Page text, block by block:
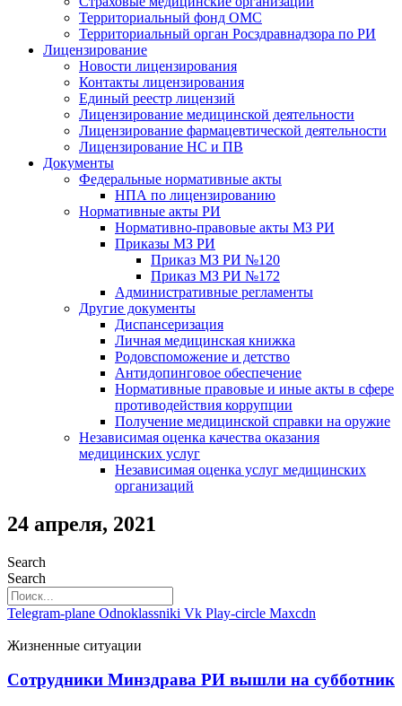
Территориальный фонд ОМС
Территориальный орган Росздравнадзора по РИ
Лицензирование
Новости лицензирования
Контакты лицензирования
Единый реестр лицензий
Лицензирование медицинской деятельности
Лицензирование фармацевтической деятельности
Лицензирование НС и ПВ
Документы
Федеральные нормативные акты
НПА по лицензированию
Нормативные акты РИ
Нормативно-правовые акты МЗ РИ
Приказы МЗ РИ
Приказ МЗ РИ №120
Приказ МЗ РИ №172
Административные регламенты
Другие документы
Диспансеризация
Личная медицинская книжка
Родовспоможение и детство
Антидопинговое обеспечение
Нормативные правовые и иные акты в сфере
противодействия коррупции
Получение медицинской справки на оружие
Независимая оценка качества оказания
медицинских услуг
Независимая оценка услуг медицинскиx
организаций
24 апреля, 2021
Search
Search
Telegram-plane Odnoklassniki Vk Play-circle Maxcdn
Жизненные ситуации
Сотрудники Минздрава РИ вышли на субботник